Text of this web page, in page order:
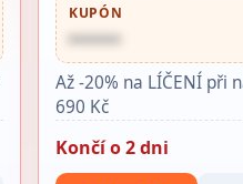
KUPÓN
••••••
Až -20% na LÍČENÍ při
690 Kč
Končí o 2 dni